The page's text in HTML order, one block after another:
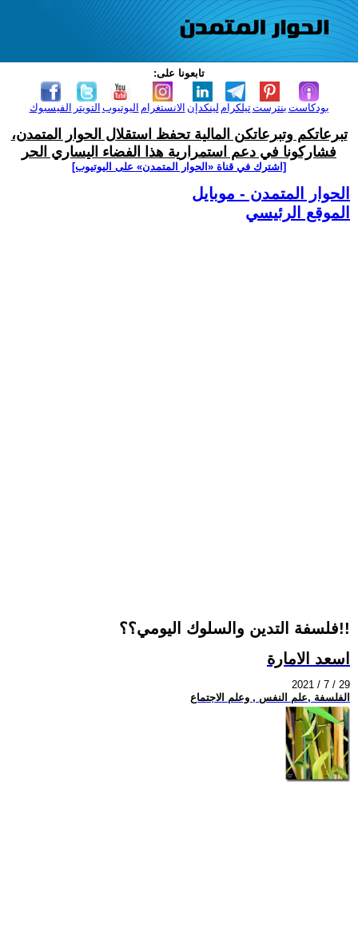
تابعونا على:
الفيسبوك التويتر اليوتيوب الانستغرام لينكدإن تيلكرامبنترست بودكاست
تبرعاتكم وتبرعاتكن المالية تحفظ استقلال الحوار المتمدن،
فشاركونا في دعم استمرارية هذا الفضاء اليساري الحر
[اشترك في قناة ‫«الحوار المتمدن» على اليوتيوب]
الحوار المتمدن - موبايل
الموقع الرئيسي
فلسفة التدين والسلوك اليومي؟؟!!
اسعد الامارة
2021 / 7 / 29
الفلسفة ,علم النفس , وعلم الاجتماع